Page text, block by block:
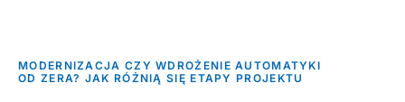
MODERNIZACJA CZY WDROŻENIE AUTOMATYKI
OD ZERA? JAK RÓŻNIĄ SIĘ ETAPY PROJEKTU